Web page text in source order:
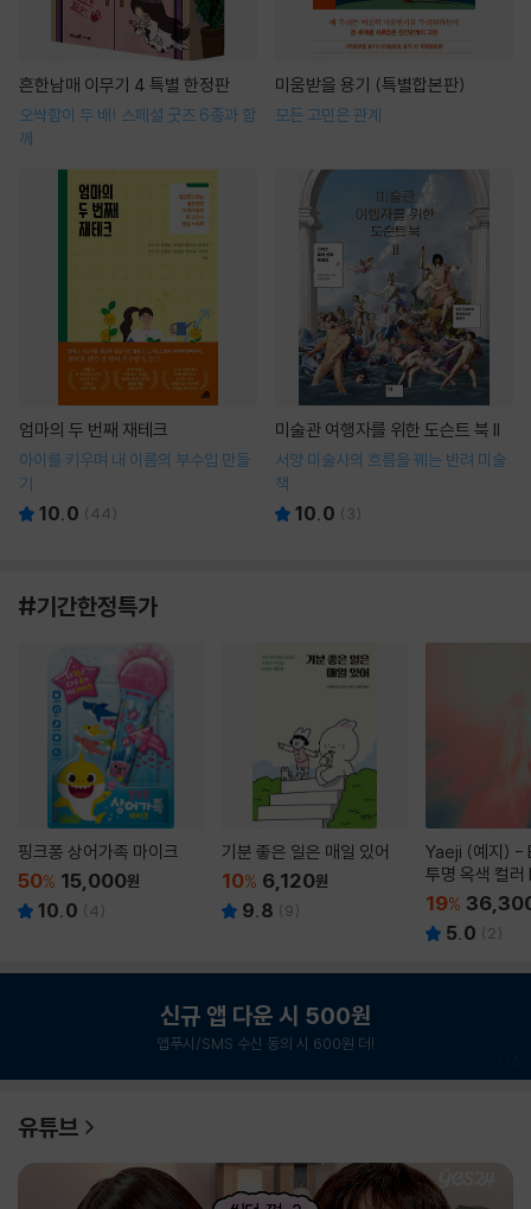
흔한남매 이무기 4 특별 한정판
오싹함이 두 배! 스페셜 굿즈 6종과 함
께
미움받을 용기 (특별합본판)
모든 고민은 관계
엄마의 두 번째 재테크
아이를 키우며 내 이름의 부수입 만들
기
10.0 (44)
미술관 여행자를 위한 도슨트 북 II
서양 미술사의 흐름을 꿰는 반려 미술
책
10.0 ( 3)
#기간한정특가
핑크퐁 상어가족 마이크
50% 15,000원
10.0 (4)
기분 좋은 일은 매일 있어
10% 6,120원
9.8 (9)
Yaeji (예지) -
투명 옥색 컬
19%
5.0 ( 2)
신규 앱 다운 시 500원
앱푸시/SMS 수신 동의 시 600원 더!
유튜브